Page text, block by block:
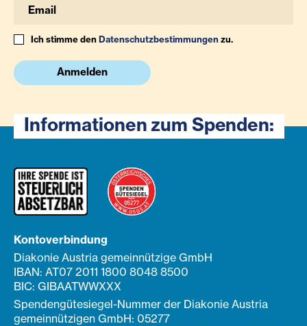
Ich stimme denDatenschutzbestimmungenzu.
Anmelden
Informationen zum Spenden:
Kontoverbindung
Diakonie Austria gemeinnützige GmbH
IBAN: AT07 2011 1800 8048 8500
BIC: GIBAATWWXXX
Spendengütesiegel-Nummer der Diakonie Austria
gemeinnützigen GmbH: 05277